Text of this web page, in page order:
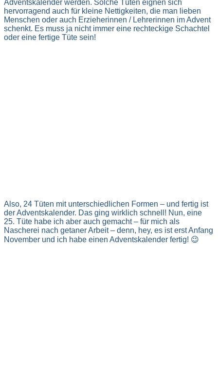
Adventskalender werden. Solche Tüten eignen sich
hervorragend auch für kleine Nettigkeiten, die man lieben
Menschen oder auch Erzieherinnen / Lehrerinnen im Advent
schenkt. Es muss ja nicht immer eine rechteckige Schachtel
oder eine fertige Tüte sein!
Also, 24 Tüten mit unterschiedlichen Formen – und fertig ist
der Adventskalender. Das ging wirklich schnell! Nun, eine
25. Tüte habe ich aber auch gemacht – für mich als
Nascherei nach getaner Arbeit – denn, hey, es ist erst Anfang
November und ich habe einen Adventskalender fertig! 😉